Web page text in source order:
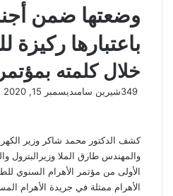
وضعتها ضمن
باعتبارها ركيزة
خلال كلمته
شيرين سامىديسمبر 15, 2020
كشف الدكتور محمد شاكر وزير
والمهندس طارق الملا وزيرالبترول
الأولى من مؤتمر الأهرام السنوي
الأهرام ممثلة في جريدة الأهرام